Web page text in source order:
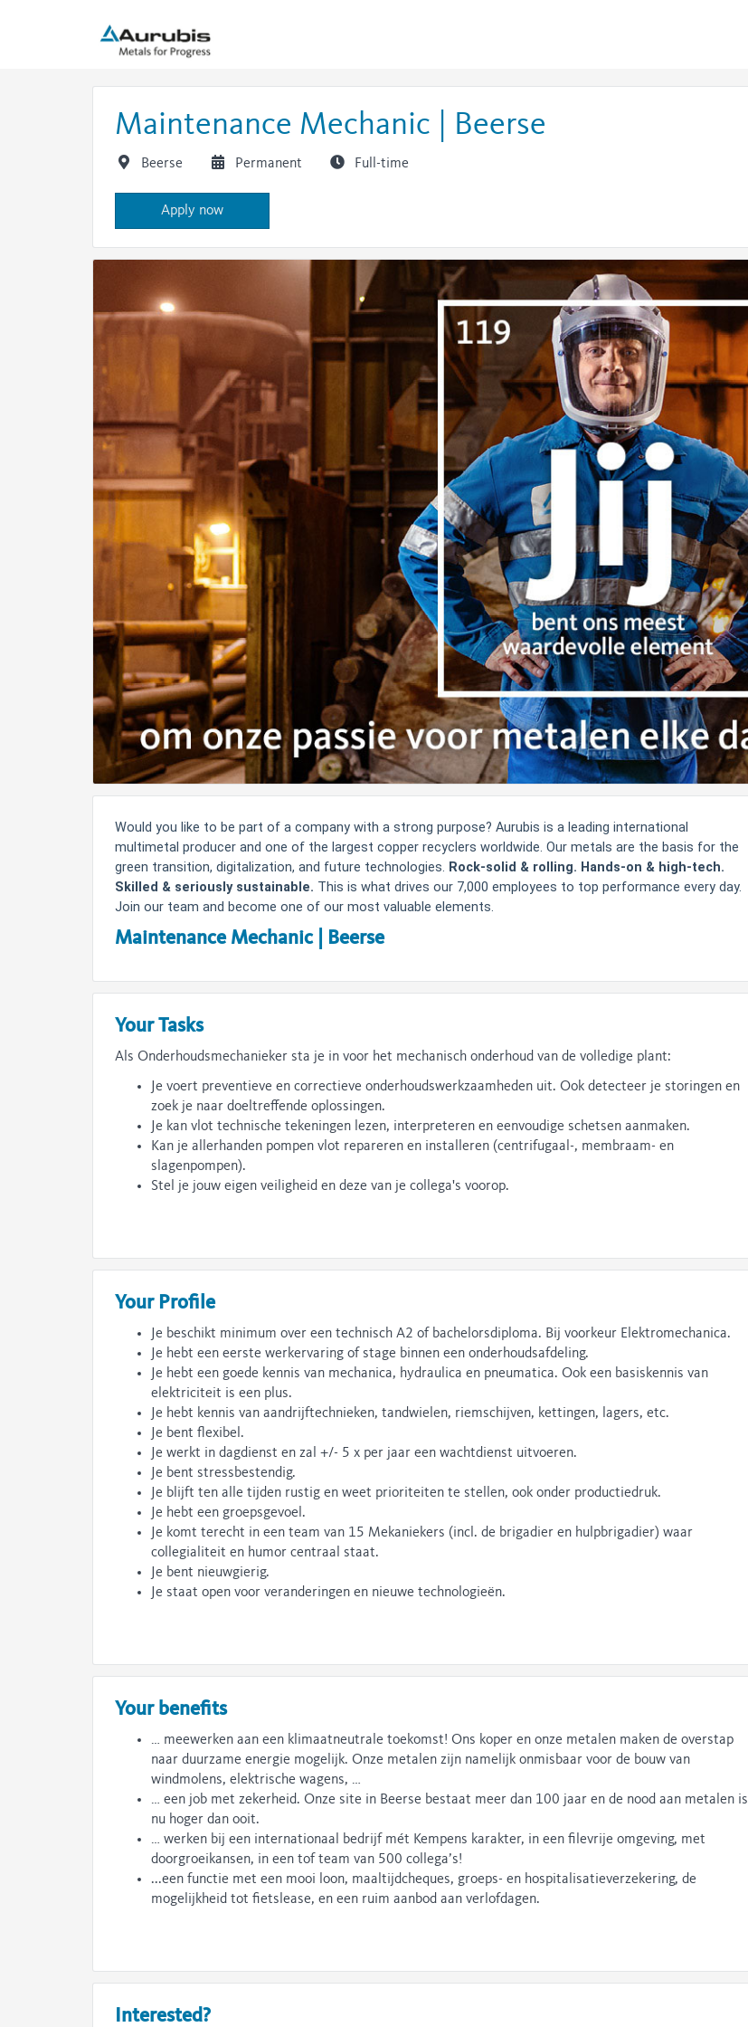
Maintenance Mechanic | Beerse
Beerse Permanent Full-time
Apply now
Would you like to be part of a company with a strong purpose? Aurubis is a leading international
multimetal producer and one of the largest copper recyclers worldwide. Our metals are the basis for the
green transition, digitalization, and future technologies. Rock-solid & rolling. Hands-on & high-tech.
Skilled & seriously sustainable. This is what drives our 7,000 employees to top performance every day.
Join our team and become one of our most valuable elements.
Maintenance Mechanic | Beerse
Your Tasks
Als Onderhoudsmechanieker sta je in voor het mechanisch onderhoud van de volledige plant:
Je voert preventieve en correctieve onderhoudswerkzaamheden uit. Ook detecteer je storingen en
zoek je naar doeltreffende oplossingen.
Je kan vlot technische tekeningen lezen, interpreteren en eenvoudige schetsen aanmaken.
Kan je allerhanden pompen vlot repareren en installeren (centrifugaal-, membraam- en
slagenpompen).
Stel je jouw eigen veiligheid en deze van je collega's voorop.
Your Profile
Je beschikt minimum over een technisch A2 of bachelorsdiploma. Bij voorkeur Elektromechanica.
Je hebt een eerste werkervaring of stage binnen een onderhoudsafdeling.
Je hebt een goede kennis van mechanica, hydraulica en pneumatica. Ook een basiskennis van
elektriciteit is een plus.
Je hebt kennis van aandrijftechnieken, tandwielen, riemschijven, kettingen, lagers, etc.
Je bent flexibel.
Je werkt in dagdienst en zal +/- 5 x per jaar een wachtdienst uitvoeren.
Je bent stressbestendig.
Je blijft ten alle tijden rustig en weet prioriteiten te stellen, ook onder productiedruk.
Je hebt een groepsgevoel.
Je komt terecht in een team van 15 Mekaniekers (incl. de brigadier en hulpbrigadier) waar
collegialiteit en humor centraal staat.
Je bent nieuwgierig.
Je staat open voor veranderingen en nieuwe technologieën.
Your benefits
… meewerken aan een klimaatneutrale toekomst! Ons koper en onze metalen maken de overstap
naar duurzame energie mogelijk. Onze metalen zijn namelijk onmisbaar voor de bouw van
windmolens, elektrische wagens, …
… een job met zekerheid. Onze site in Beerse bestaat meer dan 100 jaar en de nood aan metalen is
nu hoger dan ooit.
… werken bij een internationaal bedrijf mét Kempens karakter, in een filevrije omgeving, met
doorgroeikansen, in een tof team van 500 collega’s!
...een functie met een mooi loon, maaltijdcheques, groeps- en hospitalisatieverzekering, de
mogelijkheid tot fietslease, en een ruim aanbod aan verlofdagen.
Interested?